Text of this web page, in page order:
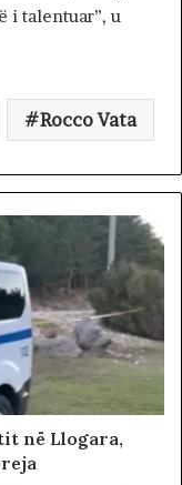
i talentuar”, u
Rocco Vata
në Llogara,